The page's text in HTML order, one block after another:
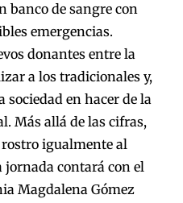
banco de sangre con
emergencias.
donantes entre la
a los tradicionales y,
sociedad en hacer de la
Más allá de las cifras,
igualmente al
jornada contará con el
Magdalena Gómez